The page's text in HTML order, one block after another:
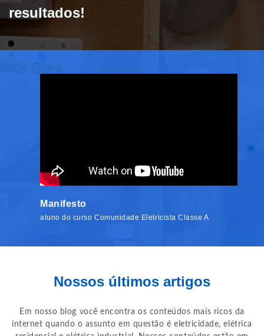
resultados!
Manifesto
aluno do curso Comunidade Eletricista Classe A
Nossos últimos artigos
Em nosso blog você encontra os conteúdos mais ricos da
internet quando o assunto em questão é eletricidade, elétrica